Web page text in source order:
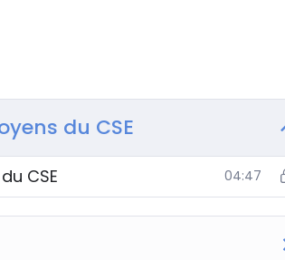
du CSE
CSE 04:47